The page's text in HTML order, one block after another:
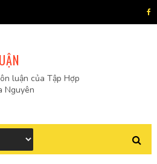
luận của Tập Hợp
Nguyên